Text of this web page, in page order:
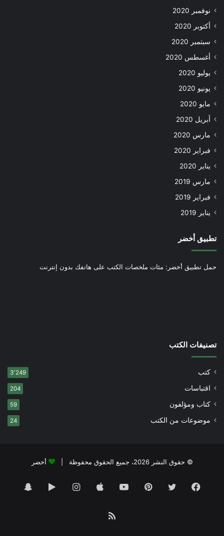
نوفمبر 2020
أكتوبر 2020
سبتمبر 2020
أغسطس 2020
يوليو 2020
يونيو 2020
مايو 2020
أبريل 2020
مارس 2020
فبراير 2020
يناير 2020
مارس 2019
فبراير 2019
يناير 2019
تطبيق أخضر
حمل تطبيق أخضر: مئات ملخصات الكتب على هاتفك بدون إنترنت
تصنيفات الكتب
كتب 3٬249
اقتباسات 204
كتاب ومؤلفون 59
موضوعات من الكتب 24
© حقوق النشر 2026، جميع الحقوق محفوظة | أخضر
فيسبوك تويتر بينتيريستيوتيوب انستقرام‏Googleسناب
ملخص